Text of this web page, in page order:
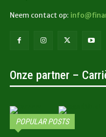
Neem contact op:
Onze partner –
POPULAR POSTS